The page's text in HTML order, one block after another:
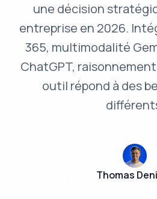
une décision
entreprise en 2026.
365, multimodalité
ChatGPT,
outil répond à des
Thomas